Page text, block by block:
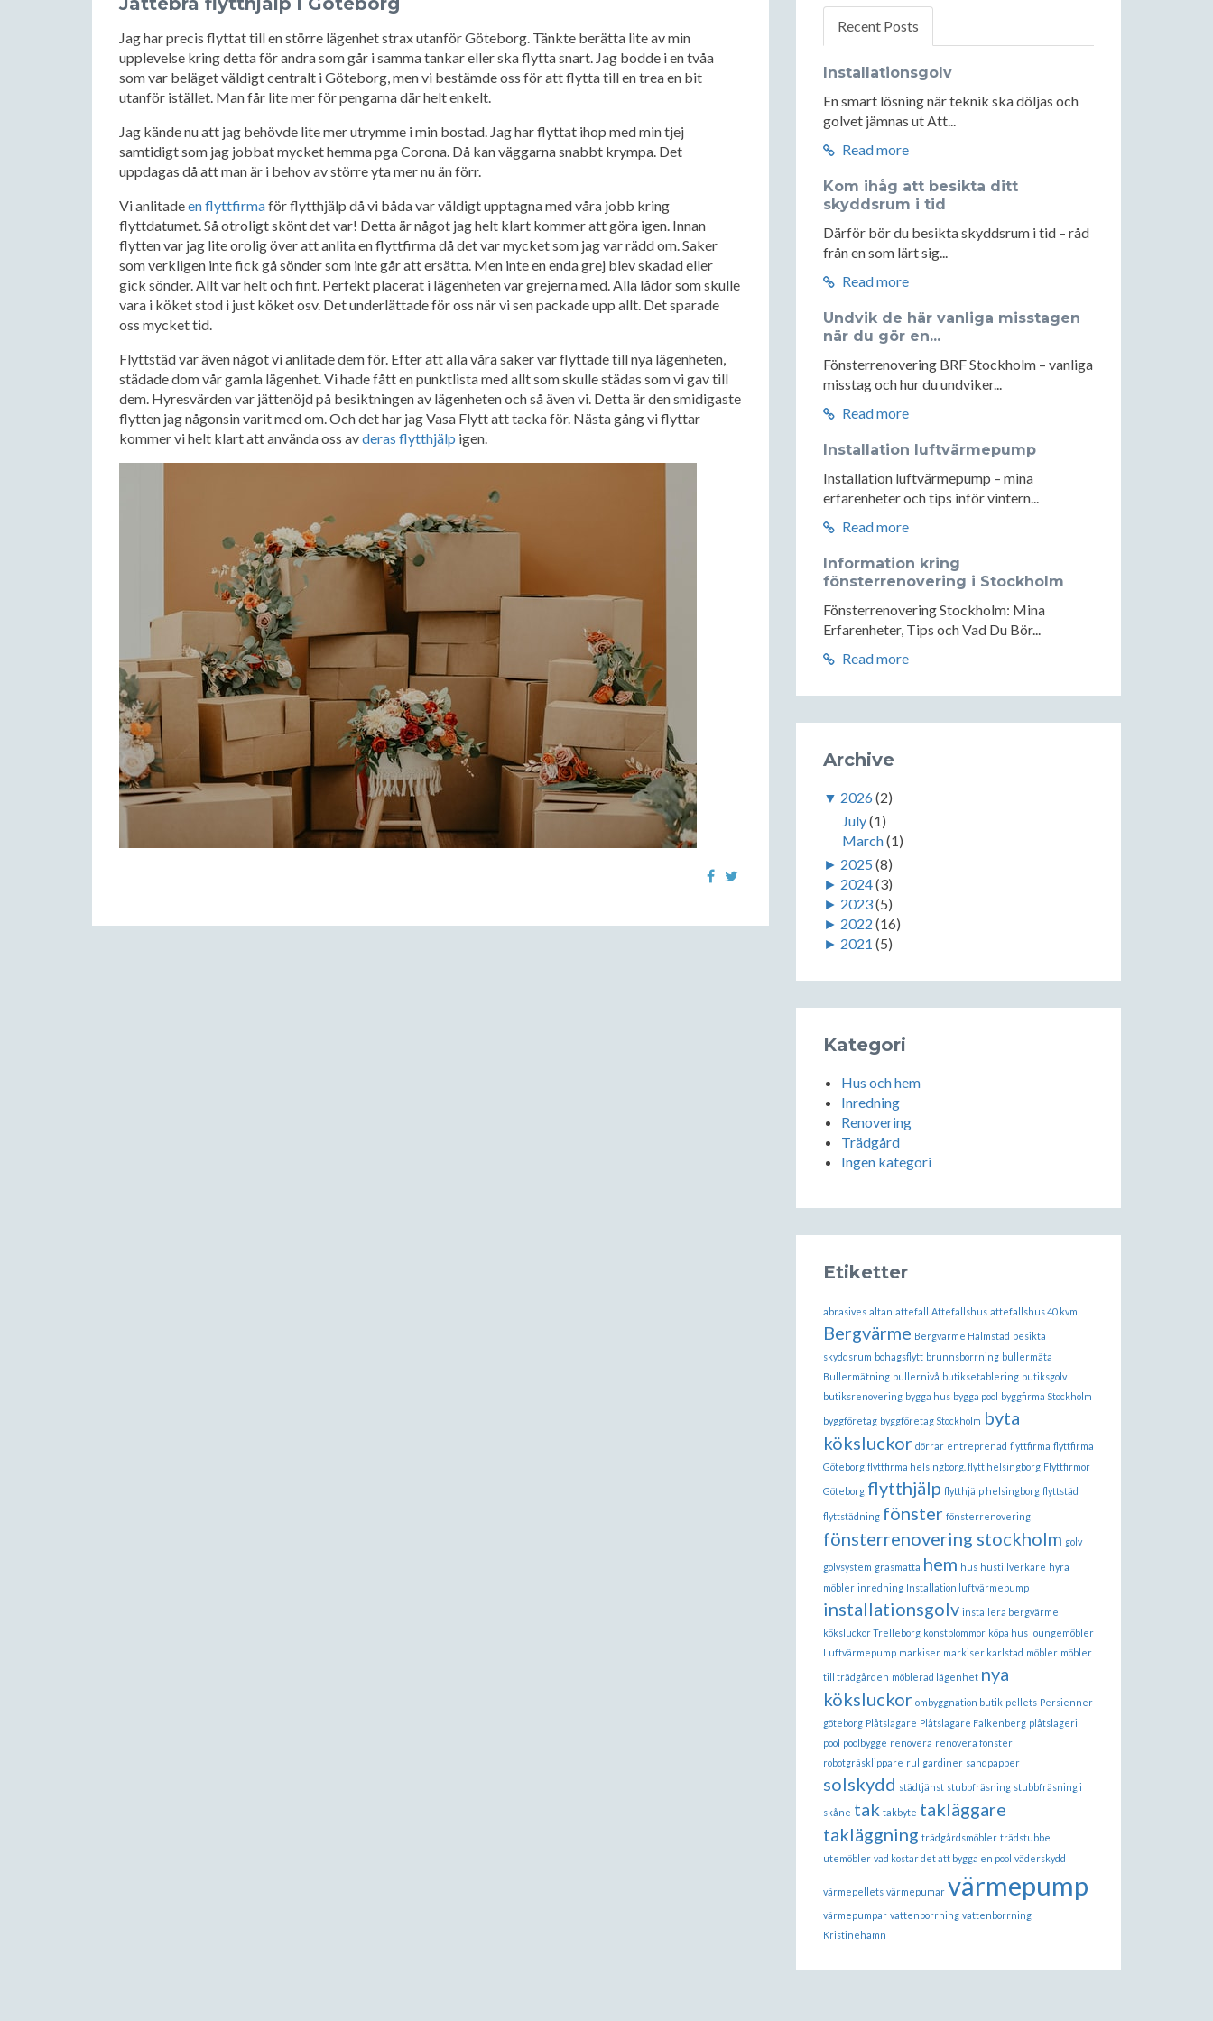
Jag har precis flyttat till en större lägenhet strax utanför Göteborg. Tänkte berätta lite av min
upplevelse kring detta för andra som går i samma tankar eller ska flytta snart. Jag bodde i en tvåa
som var beläget väldigt centralt i Göteborg, men vi bestämde oss för att flytta till en trea en bit
utanför istället. Man får lite mer för pengarna där helt enkelt.
Jag kände nu att jag behövde lite mer utrymme i min bostad. Jag har flyttat ihop med min tjej
samtidigt som jag jobbat mycket hemma pga Corona. Då kan väggarna snabbt krympa. Det
uppdagas då att man är i behov av större yta mer nu än förr.
Vi anlitadeen flyttfirmaför flytthjälp då vi båda var väldigt upptagna med våra jobb kring
flyttdatumet. Så otroligt skönt det var! Detta är något jag helt klart kommer att göra igen. Innan
flytten var jag lite orolig över att anlita en flyttfirma då det var mycket som jag var rädd om. Saker
som verkligen inte fick gå sönder som inte går att ersätta. Men inte en enda grej blev skadad eller
gick sönder. Allt var helt och fint. Perfekt placerat i lägenheten var grejerna med. Alla lådor som skulle
vara i köket stod i just köket osv. Det underlättade för oss när vi sen packade upp allt. Det sparade
oss mycket tid.
Flyttstäd var även något vi anlitade dem för. Efter att alla våra saker var flyttade till nya lägenheten,
städade dom vår gamla lägenhet. Vi hade fått en punktlista med allt som skulle städas som vi gav till
dem. Hyresvärden var jättenöjd på besiktningen av lägenheten och så även vi. Detta är den smidigaste
flytten jag någonsin varit med om. Och det har jag Vasa Flytt att tacka för. Nästa gång vi flyttar
kommer vi helt klart att använda oss avderas flytthjälp igen.
Recent Posts
Installationsgolv
En smart lösning när teknik ska döljas och
golvet jämnas ut Att...
Read more
Kom ihåg att besikta ditt
skyddsrum i tid
Därför bör du besikta skyddsrum i tid – råd
från en som lärt sig...
Read more
Undvik de här vanliga misstagen
när du gör en...
Fönsterrenovering BRF Stockholm – vanliga
misstag och hur du undviker...
Read more
Installation luftvärmepump
Installation luftvärmepump – mina
erfarenheter och tips inför vintern...
Read more
Information kring
fönsterrenovering i Stockholm
Fönsterrenovering Stockholm: Mina
Erfarenheter, Tips och Vad Du Bör...
Read more
Archive
▼ 2026(2)
July(1)
March(1)
► 2025 (8)
► 2024(3)
► 2023(5)
► 2022 (16)
► 2021 (5)
Kategori
Hus och hem
Inredning
Renovering
Trädgård
Ingen kategori
Etiketter
abrasives altan attefall Attefallshus attefallshus 40 kvm
Bergvärme Bergvärme Halmstad besikta
skyddsrum bohagsflytt brunnsborrning bullermäta
Bullermätning bullernivå butiksetablering butiksgolv
butiksrenovering bygga hus bygga pool byggfirma Stockholm
byggföretag byggföretag Stockholm byta
köksluckor dörrar entreprenad flyttfirma flyttfirma
Göteborg flyttfirma helsingborg. flytt helsingborg Flyttfirmor
Göteborg flytthjälp flytthjälp helsingborg flyttstäd
flyttstädning fönster fönsterrenovering
fönsterrenovering stockholm golv
golvsystem gräsmatta hem hus hustillverkare hyra
möbler inredning Installation luftvärmepump
installationsgolv installera bergvärme
köksluckor Trelleborg konstblommor köpa hus loungemöbler
Luftvärmepump markiser markiser karlstad möbler möbler
till trädgården möblerad lägenhet nya
köksluckor ombyggnation butik pellets Persienner
göteborg Plåtslagare Plåtslagare Falkenberg plåtslageri
pool poolbygge renovera renovera fönster
robotgräsklippare rullgardiner sandpapper
solskydd städtjänst stubbfräsning stubbfräsning i
skåne tak takbyte takläggare
takläggning trädgårdsmöbler trädstubbe
utemöbler vad kostar det att bygga en pool väderskydd
värmepellets värmepumar värmepump
värmepumpar vattenborrning vattenborrning
Kristinehamn